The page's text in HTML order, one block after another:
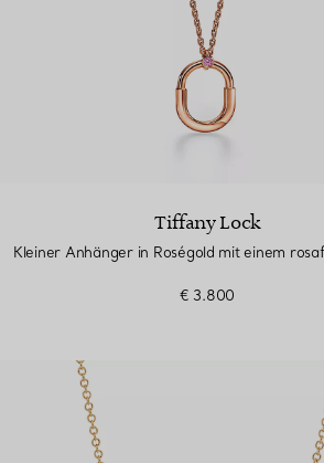
Tiffany Lock
€ 3.800